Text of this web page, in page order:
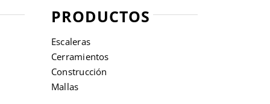
PRODUCTOS
Escaleras
Cerramientos
Construcción
Mallas